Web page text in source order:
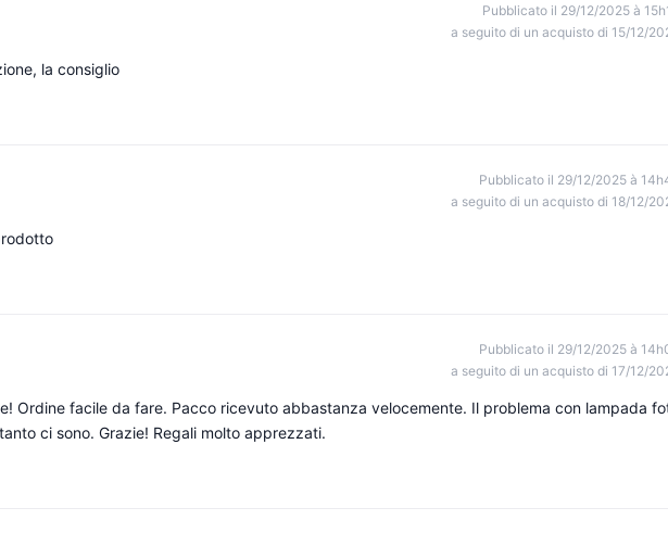
Pubblicato il 29/12/2025 à
a seguito di un acquisto di 15/12/
la consiglio
Pubblicato il 29/12/2025 à
a seguito di un acquisto di 18/12/
Pubblicato il 29/12/2025 à
a seguito di un acquisto di 17/12/
Ordine facile da fare. Pacco ricevuto abbastanza velocemente. Il problema con lampada
ci sono. Grazie! Regali molto apprezzati.